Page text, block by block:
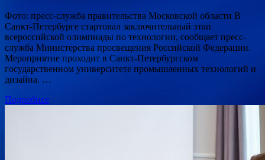
Фото: пресс-служба правительства Московской области В
Санкт-Петербурге стартовал заключительный этап
всероссийской олимпиады по технологии, сообщает пресс-
служба Министерства просвещения Российской Федерации.
Мероприятие проходит в Санкт-Петербургском
государственном университете промышленных технологий и
дизайна. …
Подробнее